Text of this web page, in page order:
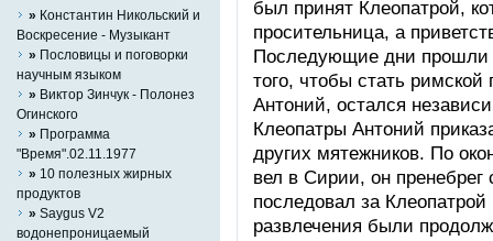
был принят Клеопатрой,
просительница, а
Последующие дни прошли
того, чтобы стать римской
Антоний, остался
Клеопатры Антоний
других мятежников. По
вел в Сирии, он
последовал за
развлечения были
» Константин Никольский и
Воскресение - Музыкант
» Пословицы и поговорки
научным языком
» Виктор Зинчук - Полонез
Огинского
» Программа
"Время".02.11.1977
» 10 полезных жирных
продуктов
» Saygus V2
водонепроницаемый